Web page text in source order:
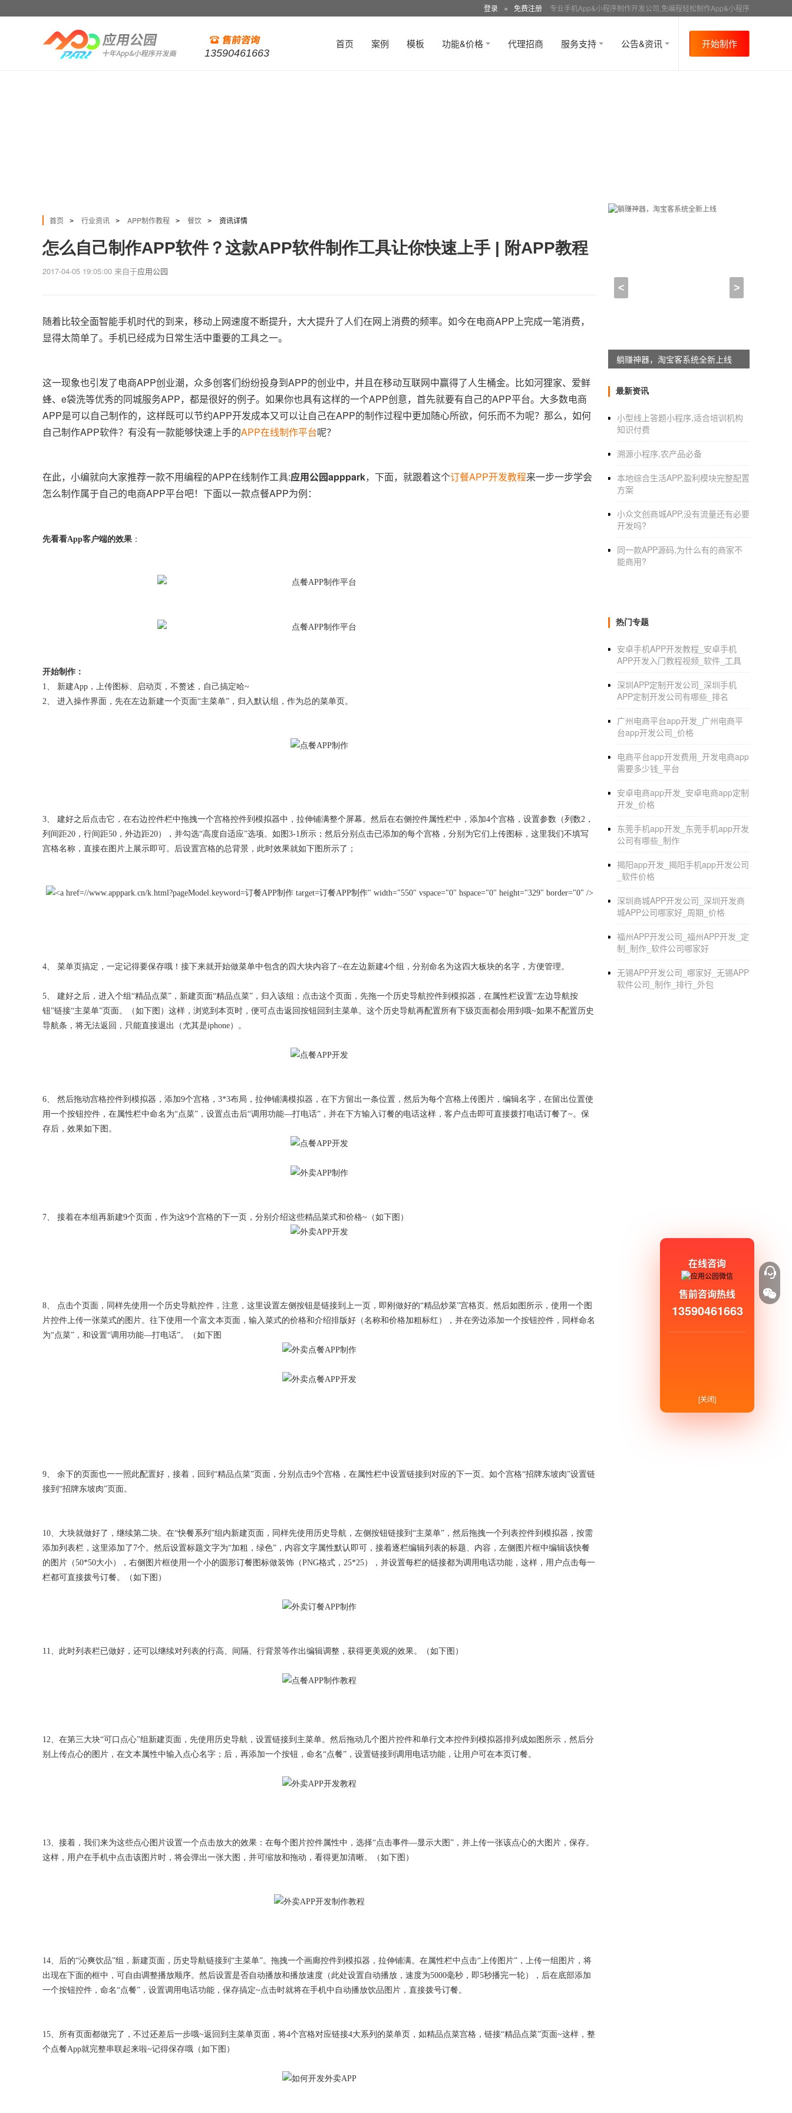
登录 ● 免费注册 专业手机App&小程序制作开发公司,免编程轻松制作App&小程序
13590461663
首页 案例 模板 功能&价格 代理招商 服务支持 公告&资讯 开始制作
首页 > 行业资讯 > APP制作教程 > 餐饮 > 资讯详情
怎么自己制作APP软件？这款APP软件制作工具让你快速上手 | 附APP教程
2017-04-05 19:05:00 来自于应用公园
随着比较全面智能手机时代的到来，移动上网速度不断提升，大大提升了人们在网上消费的频率。如今在电商APP上完成一笔消费，
显得太简单了。手机已经成为日常生活中重要的工具之一。
这一现象也引发了电商APP创业潮，众多创客们纷纷投身到APP的创业中，并且在移动互联网中赢得了人生桶金。比如河狸家、爱鲜
蜂、e袋洗等优秀的同城服务APP，都是很好的例子。如果你也具有这样的一个APP创意，首先就要有自己的APP平台。大多数电商
APP是可以自己制作的，这样既可以节约APP开发成本又可以让自己在APP的制作过程中更加随心所欲，何乐而不为呢？那么，如何
自己制作APP软件？有没有一款能够快速上手的APP在线制作平台呢？
在此，小编就向大家推荐一款不用编程的APP在线制作工具:应用公园apppark，下面，就跟着这个订餐APP开发教程来一步一步学会
怎么制作属于自己的电商APP平台吧！下面以一款点餐APP为例：
先看看App客户端的效果 ：
开始制作：
1、 新建App，上传图标、启动页，不赘述，自己搞定哈~
2、 进入操作界面，先在左边新建一个页面“主菜单”，归入默认组，作为总的菜单页。
3、 建好之后点击它，在右边控件栏中拖拽一个宫格控件到模拟器中，拉伸铺满整个屏幕。然后在右侧控件属性栏中，添加4个宫格，设置参数（列数2，
列间距20，行间距50，外边距20），并勾选“高度自适应”选项。如图3-1所示；然后分别点击已添加的每个宫格，分别为它们上传图标，这里我们不填写
宫格名称，直接在图片上展示即可。后设置宫格的总背景，此时效果就如下图所示了；
订餐APP制作" width="550" vspace="0" hspace="0" height="329" border="0" />
4、 菜单页搞定，一定记得要保存哦！接下来就开始做菜单中包含的四大块内容了~在左边新建4个组，分别命名为这四大板块的名字，方便管理。
5、 建好之后，进入个组“精品点菜”，新建页面“精品点菜”，归入该组；点击这个页面，先拖一个历史导航控件到模拟器，在属性栏设置“左边导航按
钮”链接“主菜单”页面。（如下图）这样，浏览到本页时，便可点击返回按钮回到主菜单。这个历史导航再配置所有下级页面都会用到哦~如果不配置历史
导航条，将无法返回，只能直接退出（尤其是iphone）。
6、 然后拖动宫格控件到模拟器，添加9个宫格，3*3布局，拉伸铺满模拟器，在下方留出一条位置，然后为每个宫格上传图片，编辑名字，在留出位置使
用一个按钮控件，在属性栏中命名为“点菜”，设置点击后“调用功能—打电话”，并在下方输入订餐的电话这样，客户点击即可直接拨打电话订餐了~。保
存后，效果如下图。
7、 接着在本组再新建9个页面，作为这9个宫格的下一页，分别介绍这些精品菜式和价格~（如下图）
8、 点击个页面，同样先使用一个历史导航控件，注意，这里设置左侧按钮是链接到上一页，即刚做好的“精品炒菜”宫格页。然后如图所示，使用一个图
片控件上传一张菜式的图片。往下使用一个富文本页面，输入菜式的价格和介绍排版好（名称和价格加粗标红），并在旁边添加一个按钮控件，同样命名
为“点菜”，和设置“调用功能—打电话”。（如下图
9、 余下的页面也一一照此配置好，接着，回到“精品点菜”页面，分别点击9个宫格，在属性栏中设置链接到对应的下一页。如个宫格“招牌东坡肉”设置链
接到“招牌东坡肉”页面。
10、大块就做好了，继续第二块。在“快餐系列”组内新建页面，同样先使用历史导航，左侧按钮链接到“主菜单”，然后拖拽一个列表控件到模拟器，按需
添加列表栏，这里添加了7个。然后设置标题文字为“加粗，绿色”，内容文字属性默认即可，接着逐栏编辑列表的标题、内容，左侧图片框中编辑该快餐
的图片（50*50大小），右侧图片框使用一个小的圆形订餐图标做装饰（PNG格式，25*25），并设置每栏的链接都为调用电话功能，这样，用户点击每一
栏都可直接拨号订餐。（如下图）
11、此时列表栏已做好，还可以继续对列表的行高、间隔、行背景等作出编辑调整，获得更美观的效果。（如下图）
12、在第三大块“可口点心”组新建页面，先使用历史导航，设置链接到主菜单。然后拖动几个图片控件和单行文本控件到模拟器排列成如图所示，然后分
别上传点心的图片，在文本属性中输入点心名字；后，再添加一个按钮，命名“点餐”，设置链接到调用电话功能，让用户可在本页订餐。
13、接着，我们来为这些点心图片设置一个点击放大的效果：在每个图片控件属性中，选择“点击事件—显示大图”，并上传一张该点心的大图片，保存。
这样，用户在手机中点击该图片时，将会弹出一张大图，并可缩放和拖动，看得更加清晰。（如下图）
14、后的“沁爽饮品”组，新建页面，历史导航链接到“主菜单”。拖拽一个画廊控件到模拟器，拉伸铺满。在属性栏中点击“上传图片”，上传一组图片，将
出现在下面的框中，可自由调整播放顺序。然后设置是否自动播放和播放速度（此处设置自动播放，速度为5000毫秒，即5秒播完一轮），后在底部添加
一个按钮控件，命名“点餐”，设置调用电话功能，保存搞定~点击时就将在手机中自动播放饮品图片，直接拨号订餐。
15、所有页面都做完了，不过还差后一步哦~返回到主菜单页面，将4个宫格对应链接4大系列的菜单页，如精品点菜宫格，链接“精品点菜”页面~这样，整
个点餐App就完整串联起来啦~记得保存哦（如下图）
< >
躺赚神器，淘宝客系统全新上线
最新资讯
小型线上答题小程序,适合培训机构
知识付费
溯源小程序,农产品必备
本地综合生活APP,盈利模块完整配置
方案
小众文创商城APP,没有流量还有必要
开发吗?
同一款APP源码,为什么有的商家不
能商用?
热门专题
安卓手机APP开发教程_安卓手机
APP开发入门教程视频_软件_工具
深圳APP定制开发公司_深圳手机
APP定制开发公司有哪些_排名
广州电商平台app开发_广州电商平
台app开发公司_价格
电商平台app开发费用_开发电商app
需要多少钱_平台
安卓电商app开发_安卓电商app定制
开发_价格
东莞手机app开发_东莞手机app开发
公司有哪些_制作
揭阳app开发_揭阳手机app开发公司
_软件价格
深圳商城APP开发公司_深圳开发商
城APP公司哪家好_周期_价格
福州APP开发公司_福州APP开发_定
制_制作_软件公司哪家好
无锡APP开发公司_哪家好_无锡APP
软件公司_制作_排行_外包
在线咨询
售前咨询热线
13590461663
[关闭]